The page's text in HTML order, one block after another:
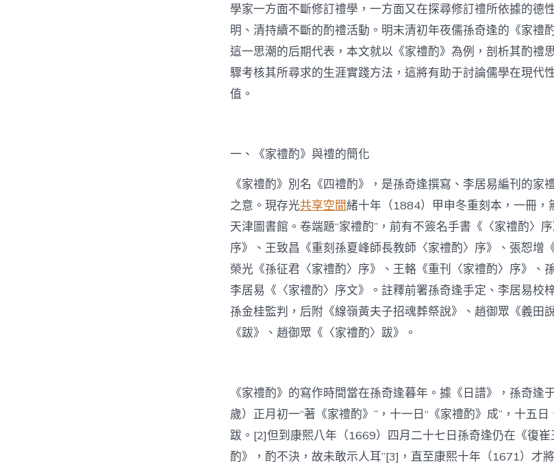
學家一方面不斷修訂禮學，一方面又在探尋修訂禮所依據的德
明、清持續不斷的酌禮活動。明末清初年夜儒孫奇逢的《家禮
這一思潮的后期代表，本文就以《家禮酌》為例，剖析其酌禮
驟考核其所尋求的生涯實踐方法，這將有助于討論儒學在現代
值。
一、《家禮酌》與禮的簡化
《家禮酌》別名《四禮酌》，是孫奇逢撰寫、李居易編刊的家
之意。現存光共享空間緒十年（1884）甲申冬重刻本，一冊，
天津圖書館。卷端題“家禮酌”，前有不簽名手書《〈家禮酌〉
序》、王致昌《重刻孫夏峰師長教師〈家禮酌〉序》、張恕增
榮光《孫征君〈家禮酌〉序》、王輅《重刊〈家禮酌〉序》、
李居易《〈家禮酌〉序文》。註釋前署孫奇逢手定、李居易校
孫金桂監判，后附《線嶺黃夫子招魂葬祭說》、趙御眾《義田
《跋》、趙御眾《〈家禮酌〉跋》。
《家禮酌》的寫作時間當在孫奇逢暮年。據《日譜》，孫奇逢
歲）正月初一“著《家禮酌》”，十一日“《家禮酌》成”，十五
跋。[2]但到康熙八年（1669）四月二十七日孫奇逢仍在《復崔
酌》，酌不決，故未敢示人耳”[3]，直至康熙十年（1671）才